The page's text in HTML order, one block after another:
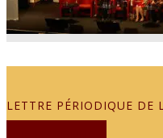
LETTRE PÉRIODIQUE